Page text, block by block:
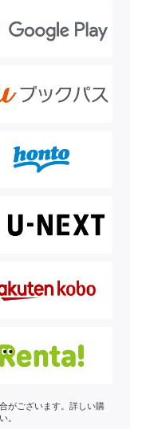
がございます。詳しい購
。